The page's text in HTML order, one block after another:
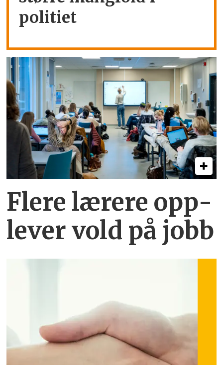
politiet
Flere lærere opp­
lever vold på jobb